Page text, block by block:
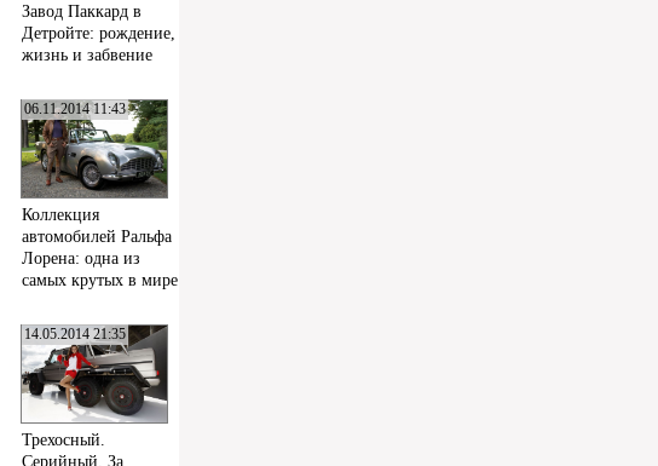
Завод Паккард в
Детройте: рождение,
жизнь и забвение
06.11.2014 11:43
Коллекция
автомобилей Ральфа
Лорена: одна из
самых крутых в мире
14.05.2014 21:35
Трехосный.
Серийный. За